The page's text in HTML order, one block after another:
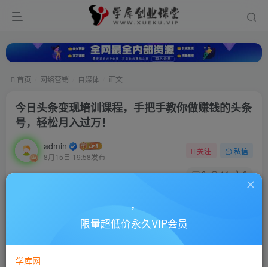
首页 网络营销 自媒体 正文
今日头条变现培训课程，手把手教你做赚钱的头条
号，轻松月入过万！
admin
8月15日 19:58发布
关注 私信
0 14 0
此内容为付费资源，请付费后查看
10
限量超低价永久VIP会员
学库网